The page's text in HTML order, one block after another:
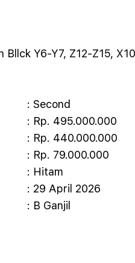
Bllck Y6-Y7, Z12-Z15,
: Second
: Rp. 495.000.000
: Rp. 440.000.000
: Rp. 79.000.000
: Hitam
: 29 April 2026
: B Ganjil